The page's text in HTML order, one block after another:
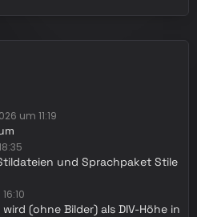
um 11:19
und Sprachpaket Stile
(ohne Bilder) als DIV-Höhe in